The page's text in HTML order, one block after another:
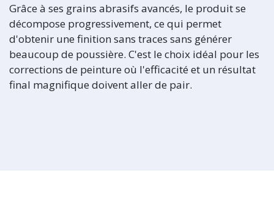
Grâce à ses grains abrasifs avancés, le produit se
décompose progressivement, ce qui permet
d'obtenir une finition sans traces sans générer
beaucoup de poussière. C'est le choix idéal pour les
corrections de peinture où l'efficacité et un résultat
final magnifique doivent aller de pair.